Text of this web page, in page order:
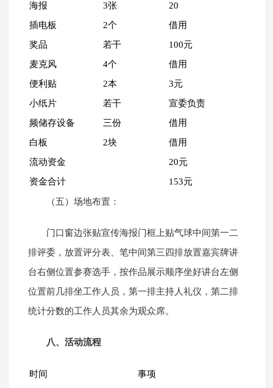
海报 3张
20
插电板
2个
借用
奖品
若干
100元
麦克风
4个
借用
便利贴
2本
3元
小纸片
若干
宣委负责
频储存设备
三份
借用
白板
2块
借用
流动资金
20元
资金合计
153元
（五）场地布置：
门口窗边张贴宣传海报门框上贴气球中间第一二
排评委，放置评分表、笔中间第三四排放置嘉宾牌讲
台右侧位置参赛选手，按作品展示顺序坐好讲台左侧
位置前几排坐工作人员，第一排主持人礼仪，第二排
统计分数的工作人员其余为观众席。
八、活动流程
时间 事项